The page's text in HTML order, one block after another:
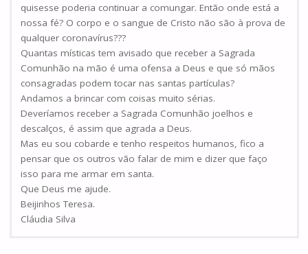
quisesse poderia continuar a comungar. Então onde está a
nossa fé? O corpo e o sangue de Cristo não são à prova de
qualquer coronavírus???
Quantas místicas tem avisado que receber a Sagrada
Comunhão na mão é uma ofensa a Deus e que só mãos
consagradas podem tocar nas santas partículas?
Andamos a brincar com coisas muito sérias.
Deveríamos receber a Sagrada Comunhão joelhos e
descalços, é assim que agrada a Deus.
Mas eu sou cobarde e tenho respeitos humanos, fico a
pensar que os outros vão falar de mim e dizer que faço
isso para me armar em santa.
Que Deus me ajude.
Beijinhos Teresa.
Cláudia Silva